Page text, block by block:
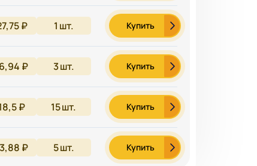
₽ 1 шт. Купить
₽ 3шт. Купить
₽ 15шт. Купить
₽ 5шт. Купить